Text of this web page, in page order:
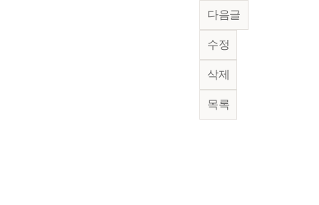
다음글
수정
삭제
목록